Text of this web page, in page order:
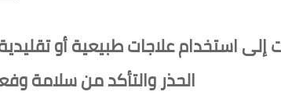
إلى استخدام علاجات طبيعية أو
الحذر والتأكد من سلامة